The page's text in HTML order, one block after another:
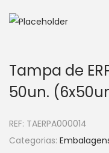
Tampa de
50un.
REF: TAERPA000014
Categorias: